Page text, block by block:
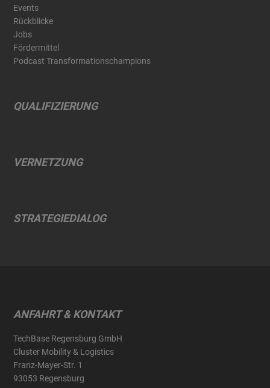
Events
Rückblicke
Jobs
Fördermittel
Podcast Transformationschampions
QUALIFIZIERUNG
VERNETZUNG
STRATEGIEDIALOG
ANFAHRT & KONTAKT
TechBase Regensburg GmbH
Cluster Mobility & Logistics
Franz-Mayer-Str. 1
93053 Regensburg